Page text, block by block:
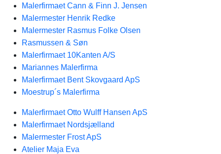
Malerfirmaet Cann & Finn J. Jensen
Malermester Henrik Redke
Malermester Rasmus Folke Olsen
Rasmussen & Søn
Malerfirmaet 10Kanten A/S
Mariannes Malerfirma
Malerfirmaet Bent Skovgaard ApS
Moestrup´s Malerfirma
Malerfirmaet Otto Wulff Hansen ApS
Malerfirmaet Nordsjælland
Malermester Frost ApS
Atelier Maja Eva